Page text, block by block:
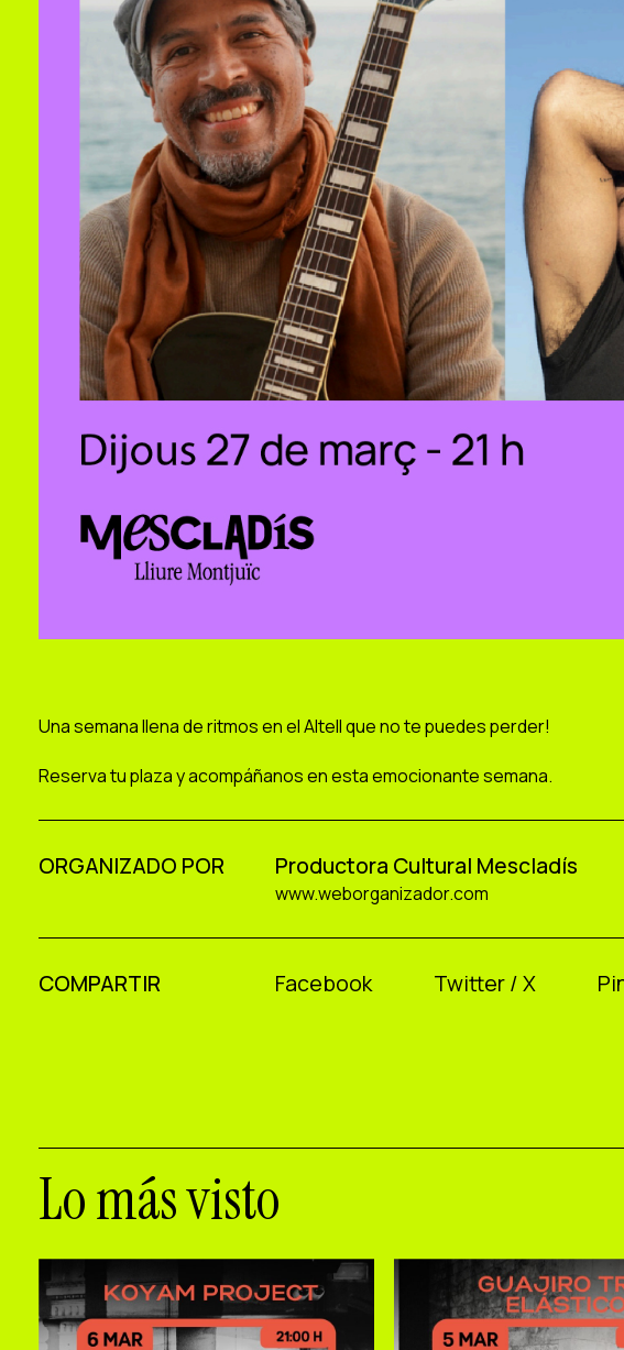
Una semana llena de ritmos en el Altell que no te puedes perder!
Reserva tu plaza y acompáñanos en esta emocionante semana.
ORGANIZADO POR Productora Cultural Mescladís
www.weborganizador.com
COMPARTIR Facebook Twitter / X
Lo más visto